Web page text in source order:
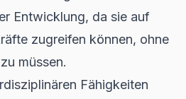
Entwicklung, da sie auf
zugreifen können, ohne
müssen.
Fähigkeiten